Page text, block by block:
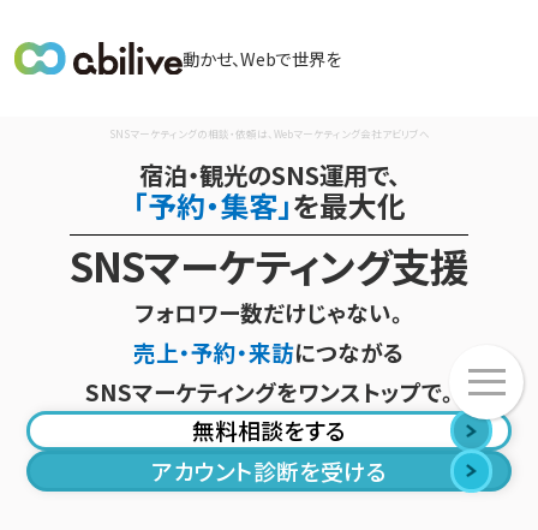
SNSマーケティングの相談・依頼は、Webマーケティング会社アビリブへ
動かせ、Webで世界を
メ
ニ
ュ
ー
宿泊・観光のSNS運用で、
「予約・集客」を最大化
SNSマーケティング支援
フォロワー数だけじゃない。
売上・予約・来訪につながる
SNSマーケティングをワンストップで。
無料相談をする
アカウント診断を受ける